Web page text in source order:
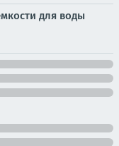
для воды